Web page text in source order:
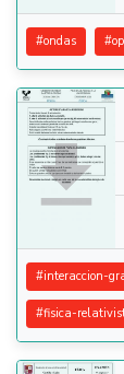
#ondas #

#interaccion-
#fisica-